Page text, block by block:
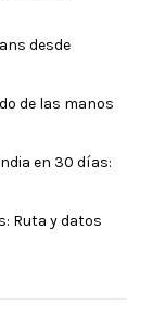
desde
de las manos
en 30 días:
Ruta y datos